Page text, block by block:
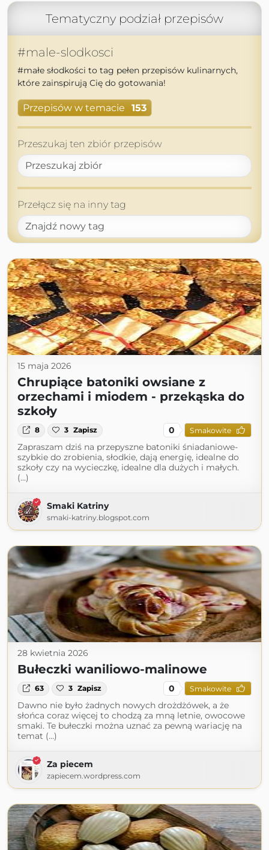
Tematyczny podział przepisów
#male-slodkosci
#małe słodkości to tag pełen przepisów kulinarnych,
które zainspirują Cię do gotowania!
Przepisów w temacie 153
Przeszukaj ten zbiór przepisów
Przełącz się na inny tag
15 maja 2026
Chrupiące batoniki owsiane z
orzechami i miodem - przekąska do
szkoły
8 3 Zapisz 0 Smakowite
Zapraszam dziś na przepyszne batoniki śniadaniowe-
szybkie do zrobienia, słodkie, dają energię, idealne do
szkoły czy na wycieczkę, idealne dla dużych i małych.
(...)
Smaki Katriny
smaki-katriny.blogspot.com
28 kwietnia 2026
Bułeczki waniliowo-malinowe
63 3 Zapisz 0 Smakowite
Dawno nie było żadnych nowych drożdżówek, a że
słońca coraz więcej to chodzą za mną letnie, owocowe
smaki. Te bułeczki można uznać za pewną wariację na
temat (...)
Za piecem
zapiecem.wordpress.com